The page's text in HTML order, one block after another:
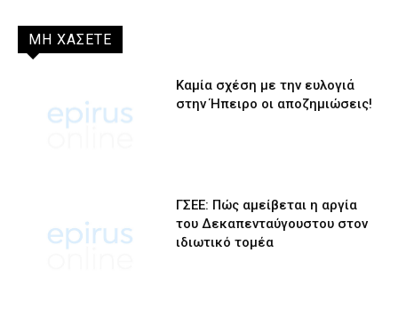
ΜΗ ΧΑΣΕΤΕ
Καμία σχέση με την ευλογιά
στην Ήπειρο οι αποζημιώσεις!
ΓΣΕΕ: Πώς αμείβεται η αργία
του Δεκαπενταύγουστου στον
ιδιωτικό τομέα